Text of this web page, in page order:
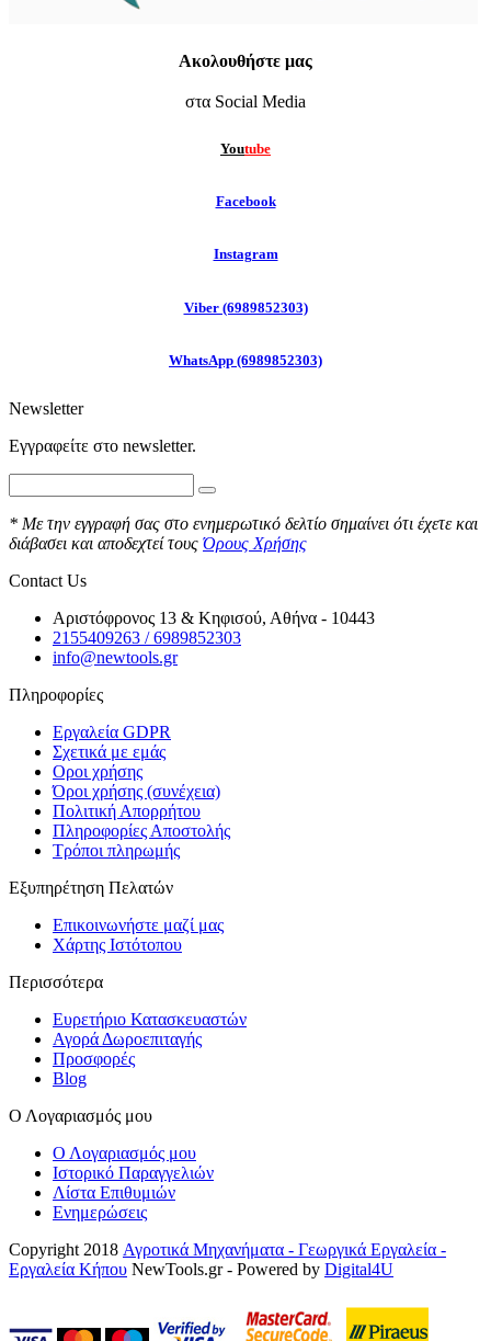
Ακολουθήστε μας
στα Social Media
Youtube
Facebook
Instagram
Viber (6989852303)
WhatsApp (6989852303)
Newsletter
Εγγραφείτε στo newsletter.
* Με την εγγραφή σας στο ενημερωτικό δελτίο σημαίνει ότι έχετε και
διάβασει και αποδεχτεί τους Όρους Χρήσης
Contact Us
Αριστόφρονος 13 & Κηφισού, Αθήνα - 10443
2155409263 / 6989852303
info@newtools.gr
Πληροφορίες
Εργαλεία GDPR
Σχετικά με εμάς
Οροι χρήσης
Όροι χρήσης (συνέχεια)
Πολιτική Απορρήτου
Πληροφορίες Αποστολής
Τρόποι πληρωμής
Εξυπηρέτηση Πελατών
Επικοινωνήστε μαζί μας
Χάρτης Ιστότοπου
Περισσότερα
Ευρετήριο Κατασκευαστών
Αγορά Δωροεπιταγής
Προσφορές
Blog
Ο Λογαριασμός μου
Ο Λογαριασμός μου
Ιστορικό Παραγγελιών
Λίστα Επιθυμιών
Ενημερώσεις
Copyright 2018 Αγροτικά Μηχανήματα - Γεωργικά Εργαλεία -
Εργαλεία Κήπου NewTools.gr - Powered by Digital4U